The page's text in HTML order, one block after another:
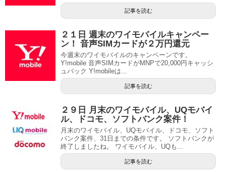
記事を読む
２１日 週末のワイモバイルキャンペー
ン！ 音声SIMカードが２万円還元
今週末のワイモバイルのキャンペーンです。
Y!mobile 音声SIMカードがMNPで20,000円キャッシ
ュバック Y!mobileは...
記事を読む
２９日 月末のワイモバイル、UQモバイ
ル、ドコモ、ソフトバンク案件！
月末のワイモバイル、UQモバイル、ドコモ、ソフト
バンク案件、31日までの条件です。 ソフトバンクが
終了しましたね。 ワイモバイル、UQも...
記事を読む